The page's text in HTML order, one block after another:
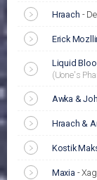
Hraach -
Erick
Liquid
(Uone's
Awka &
Hraach &
Kostik
Maxia -